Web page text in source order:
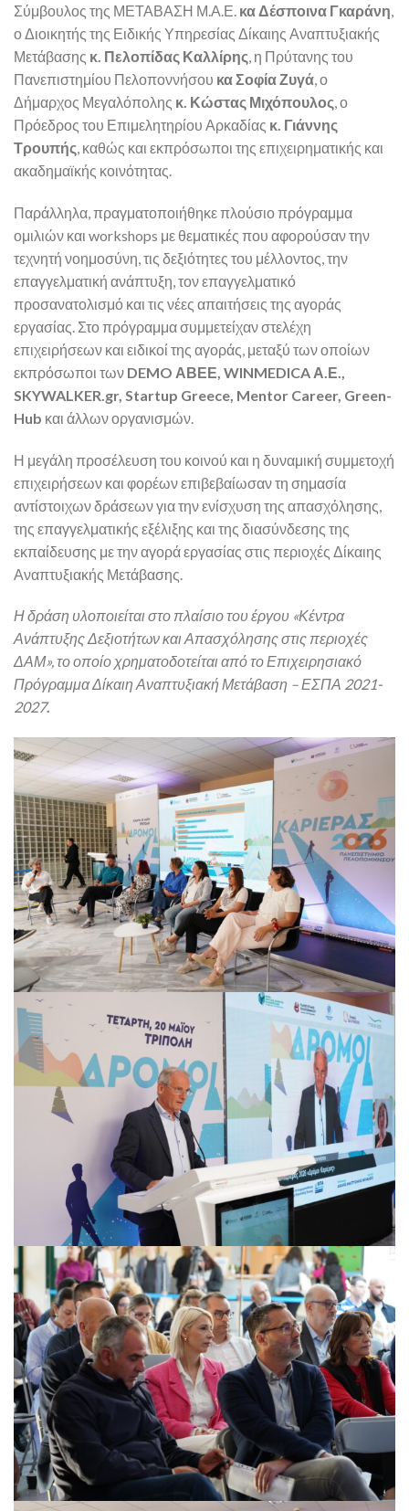
Σύμβουλος της ΜΕΤΑΒΑΣΗ Μ.Α.Ε. κα Δέσποινα Γκαράνη,
ο Διοικητής της Ειδικής Υπηρεσίας Δίκαιης Αναπτυξιακής
Μετάβασης κ. Πελοπίδας Καλλίρης, η Πρύτανης του
Πανεπιστημίου Πελοποννήσου κα Σοφία Ζυγά, ο
Δήμαρχος Μεγαλόπολης κ. Κώστας Μιχόπουλος, ο
Πρόεδρος του Επιμελητηρίου Αρκαδίας κ. Γιάννης
Τρουπής, καθώς και εκπρόσωποι της επιχειρηματικής και
ακαδημαϊκής κοινότητας.
Παράλληλα, πραγματοποιήθηκε πλούσιο πρόγραμμα
ομιλιών και workshops με θεματικές που αφορούσαν την
τεχνητή νοημοσύνη, τις δεξιότητες του μέλλοντος, την
επαγγελματική ανάπτυξη, τον επαγγελματικό
προσανατολισμό και τις νέες απαιτήσεις της αγοράς
εργασίας. Στο πρόγραμμα συμμετείχαν στελέχη
επιχειρήσεων και ειδικοί της αγοράς, μεταξύ των οποίων
εκπρόσωποι των DEMO ΑΒΕΕ, WINMEDICA Α.Ε.,
SKYWALKER.gr, Startup Greece, Mentor Career, Green-
Hub και άλλων οργανισμών.
Η μεγάλη προσέλευση του κοινού και η δυναμική συμμετοχή
επιχειρήσεων και φορέων επιβεβαίωσαν τη σημασία
αντίστοιχων δράσεων για την ενίσχυση της απασχόλησης,
της επαγγελματικής εξέλιξης και της διασύνδεσης της
εκπαίδευσης με την αγορά εργασίας στις περιοχές Δίκαιης
Αναπτυξιακής Μετάβασης.
Η δράση υλοποιείται στο πλαίσιο του έργου «Κέντρα
Ανάπτυξης Δεξιοτήτων και Απασχόλησης στις περιοχές
ΔΑΜ», το οποίο χρηματοδοτείται από το Επιχειρησιακό
Πρόγραμμα Δίκαιη Αναπτυξιακή Μετάβαση – ΕΣΠΑ 2021-
2027.